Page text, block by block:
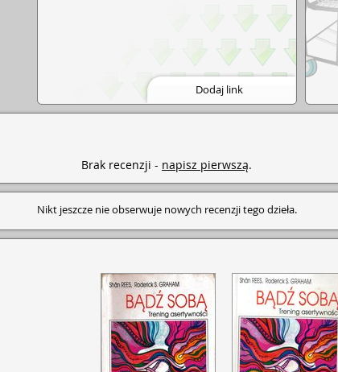
Dodaj link
Brak recenzji - napisz pierwszą.
Nikt jeszcze nie obserwuje nowych recenzji tego dzieła.